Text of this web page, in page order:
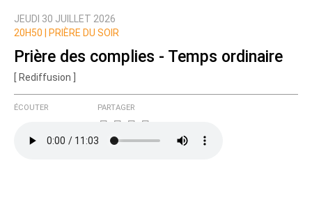
JEUDI 30 JUILLET 2026
20H50 |
PRIÈRE DU SOIR
Prière des complies - Temps ordinaire
[ Rediffusion ]
ÉCOUTER PARTAGER